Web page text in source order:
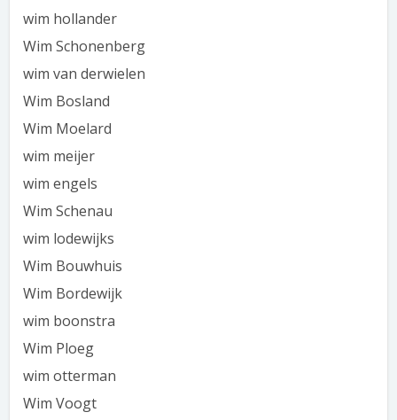
wim hollander
Wim Schonenberg
wim van derwielen
Wim Bosland
Wim Moelard
wim meijer
wim engels
Wim Schenau
wim lodewijks
Wim Bouwhuis
Wim Bordewijk
wim boonstra
Wim Ploeg
wim otterman
Wim Voogt